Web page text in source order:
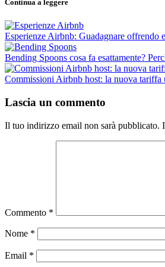
Continua a leggere
Esperienze Airbnb: Guadagnare offrendo
Bending Spoons cosa fa esattamente?
Commissioni Airbnb host: la nuova tariffa
Lascia un commento
Il tuo indirizzo email non sarà pubblicato.
Commento *
Nome *
Email *